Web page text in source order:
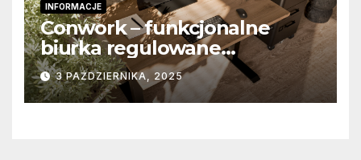
INFORMACJE
Conwork – funkcjonalne
biurka regulowane
stworzone z myślą o
nowoczesnych
przestrzeniach pracy
3 PAŹDZIERNIKA, 2025